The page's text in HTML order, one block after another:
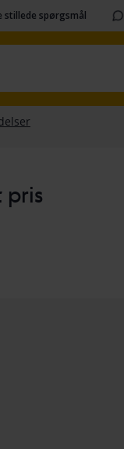
stillede spørgsmål
pris